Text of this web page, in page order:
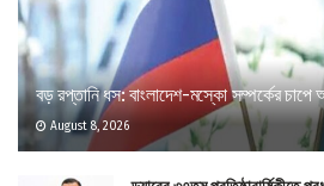
বড় রপ্তানি ধস: বাংলাদেশ-মস্কো সম্পর্কের চাপে
August 8, 2026